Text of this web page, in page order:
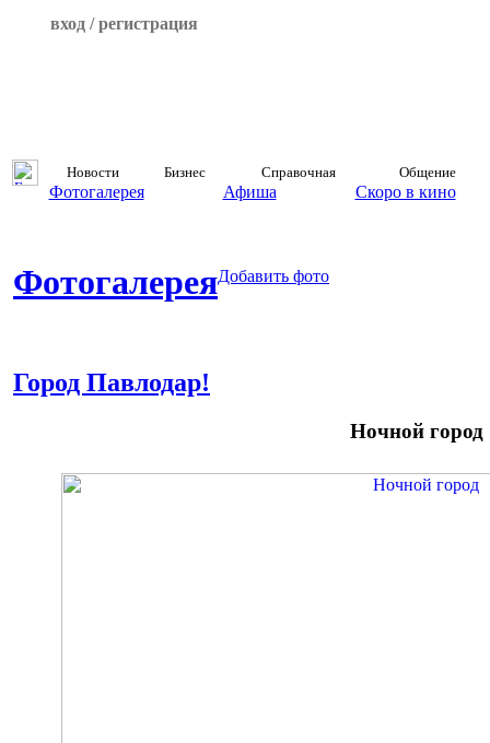
вход / регистрация
Новости Бизнес Справочная Общение
Фотогалерея Афиша Скоро в кино
ФотогалереяДобавить фото
Город Павлодар!
Ночной город